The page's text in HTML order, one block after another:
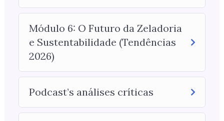
Módulo 6: O Futuro da Zeladoria
e Sustentabilidade (Tendências
2026)
Podcast’s análises críticas